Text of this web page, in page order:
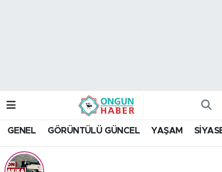
GENEL GÖRÜNTÜLÜ GÜNCEL YAŞAM
Trafik Durumu
Tüm Manşetler